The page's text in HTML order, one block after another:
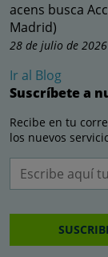
acens busca
Madrid)
28 de julio de 2026
Ir al Blog
Suscríbete a
Recibe en tu
los nuevos